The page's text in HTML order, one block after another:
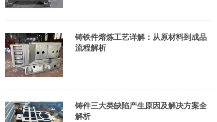
铸铁件熔炼工艺详解：从原材料到成品
流程解析
铸件三大类缺陷产生原因及解决方案全
解析